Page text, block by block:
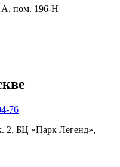
А, пом. 196-Н
76
2, БЦ «Парк Легенд»,